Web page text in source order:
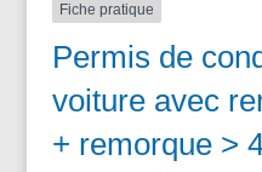
Fiche pratique
Permis de
voiture avec
+ remorque >